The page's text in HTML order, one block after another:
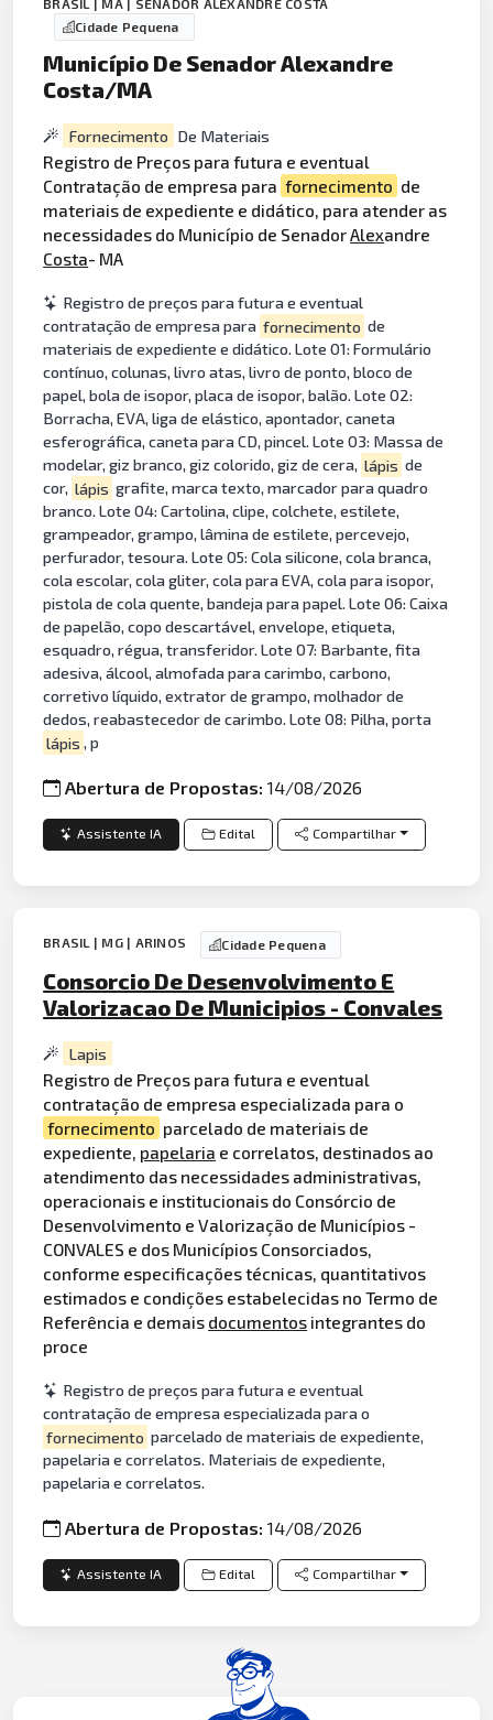
BRASIL | MA | SENADOR ALEXANDRE COSTA
Cidade Pequena
Município De Senador Alexandre
Costa/MA
Fornecimento De Materiais
Registro de Preços para futura e eventual
Contratação de empresa para fornecimento de
materiais de expediente e didático, para atender as
necessidades do Município de SenadorAlexandre
Costa- MA
Registro de preços para futura e eventual
contratação de empresa para fornecimento de
materiais de expediente e didático. Lote 01: Formulário
contínuo, colunas, livro atas, livro de ponto, bloco de
papel, bola de isopor, placa de isopor, balão. Lote 02:
Borracha, EVA, liga de elástico, apontador, caneta
esferográfica, caneta para CD, pincel. Lote 03: Massa de
modelar, giz branco, giz colorido, giz de cera, lápis de
cor, lápis grafite, marca texto, marcador para quadro
branco. Lote 04: Cartolina, clipe, colchete, estilete,
grampeador, grampo, lâmina de estilete, percevejo,
perfurador, tesoura. Lote 05: Cola silicone, cola branca,
cola escolar, cola gliter, cola para EVA, cola para isopor,
pistola de cola quente, bandeja para papel. Lote 06: Caixa
de papelão, copo descartável, envelope, etiqueta,
esquadro, régua, transferidor. Lote 07: Barbante, fita
adesiva, álcool, almofada para carimbo, carbono,
corretivo líquido, extrator de grampo, molhador de
dedos, reabastecedor de carimbo. Lote 08: Pilha, porta
lápis , p
Abertura de Propostas:14/08/2026
Assistente IA Edital Compartilhar
BRASIL | MG | ARINOS Cidade Pequena
Consorcio De Desenvolvimento E
Valorizacao De Municipios - Convales
Lapis
Registro de Preços para futura e eventual
contratação de empresa especializada para o
fornecimento parcelado de materiais de
expediente, papelaria e correlatos, destinados ao
atendimento das necessidades administrativas,
operacionais e institucionais do Consórcio de
Desenvolvimento e Valorização de Municípios -
CONVALES e dos Municípios Consorciados,
conforme especificações técnicas, quantitativos
estimados e condições estabelecidas no Termo de
Referência e demais documentos integrantes do
proce
Registro de preços para futura e eventual
contratação de empresa especializada para o
fornecimento parcelado de materiais de expediente,
papelaria e correlatos. Materiais de expediente,
papelaria e correlatos.
Abertura de Propostas:14/08/2026
Assistente IA Edital Compartilhar